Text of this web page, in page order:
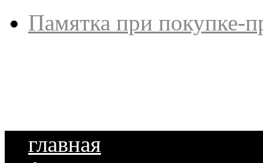
Памятка при покупке-
главная